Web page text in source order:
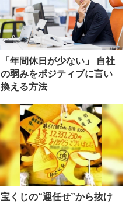
「年間休日が少ない」 自社
の弱みをポジティブに言い
換える方法
宝くじの“運任せ”から抜け